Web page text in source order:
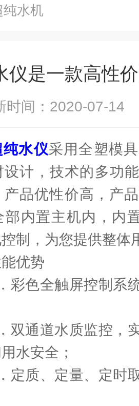
水机
仪是一款高性
时间：2020-07-
纯水仪采用全塑模
计，技术的多功
品优性价高，产
部内置主机内，内
制，为您提供整体
优势
色全触屏控制系统
通道水质监控，实
水安全；
质、定量、定时取